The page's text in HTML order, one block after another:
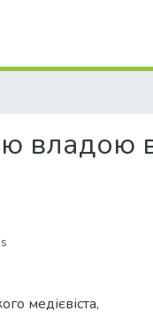
владою
медієвіста,